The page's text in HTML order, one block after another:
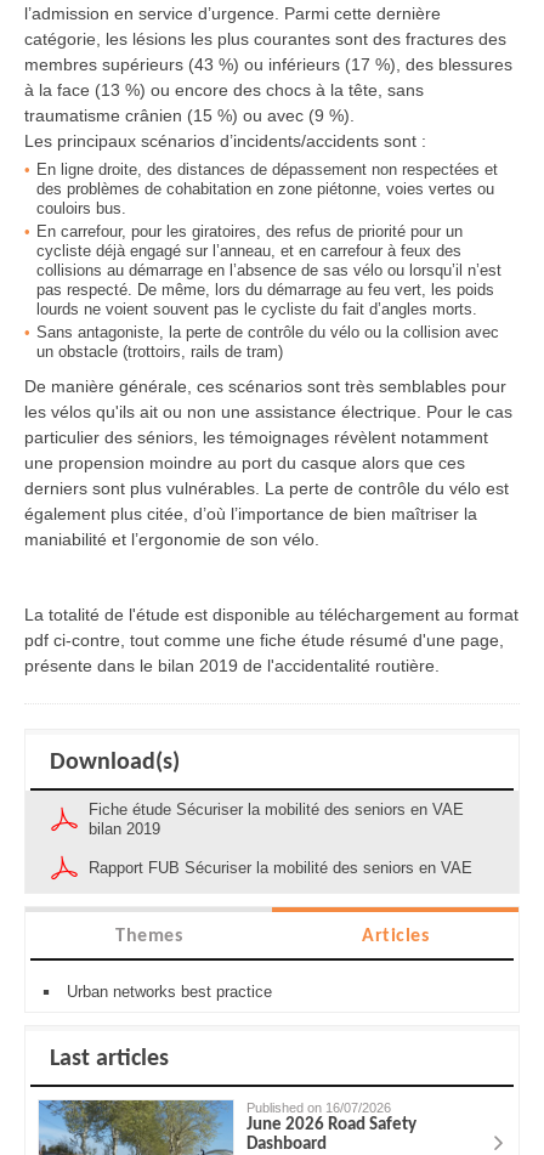
l’admission en service d’urgence. Parmi cette dernière
catégorie, les lésions les plus courantes sont des fractures des
membres supérieurs (43 %) ou inférieurs (17 %), des blessures
à la face (13 %) ou encore des chocs à la tête, sans
traumatisme crânien (15 %) ou avec (9 %).
Les principaux scénarios d’incidents/accidents sont :
En ligne droite, des distances de dépassement non respectées et
des problèmes de cohabitation en zone piétonne, voies vertes ou
couloirs bus.
En carrefour, pour les giratoires, des refus de priorité pour un
cycliste déjà engagé sur l’anneau, et en carrefour à feux des
collisions au démarrage en l’absence de sas vélo ou lorsqu’il n’est
pas respecté. De même, lors du démarrage au feu vert, les poids
lourds ne voient souvent pas le cycliste du fait d’angles morts.
Sans antagoniste, la perte de contrôle du vélo ou la collision avec
un obstacle (trottoirs, rails de tram)
De manière générale, ces scénarios sont très semblables pour
les vélos qu'ils ait ou non une assistance électrique. Pour le cas
particulier des séniors, les témoignages révèlent notamment
une propension moindre au port du casque alors que ces
derniers sont plus vulnérables. La perte de contrôle du vélo est
également plus citée, d’où l’importance de bien maîtriser la
maniabilité et l’ergonomie de son vélo.
La totalité de l'étude est disponible au téléchargement au format
pdf ci-contre, tout comme une fiche étude résumé d'une page,
présente dans le bilan 2019 de l'accidentalité routière.
Download(s)
Fiche étude Sécuriser la mobilité des seniors en VAE
bilan 2019
Rapport FUB Sécuriser la mobilité des seniors en VAE
Themes Articles
Urban networks best practice
Last articles
Published on 16/07/2026
June 2026 Road Safety
Dashboard